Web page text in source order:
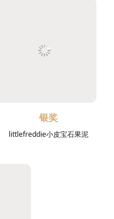
银奖
littlefreddie小皮宝石果泥